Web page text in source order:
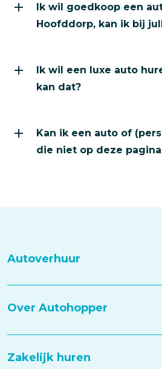
Ik wil goedkoop een
Hoofddorp, kan ik bij
Ik wil een luxe auto
kan dat?
Kan ik een auto of
die niet op deze
Autoverhuur
Over Autohopper
Zakelijk huren